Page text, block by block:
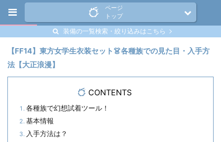
ページ
トップ
装備の一覧検索・絞り込みはこちら
【FF14】東方女学生衣装セット👗各種族での見た目・入手方
法【大正浪漫】
CONTENTS
各種族で幻想試着ツール！
基本情報
入手方法は？